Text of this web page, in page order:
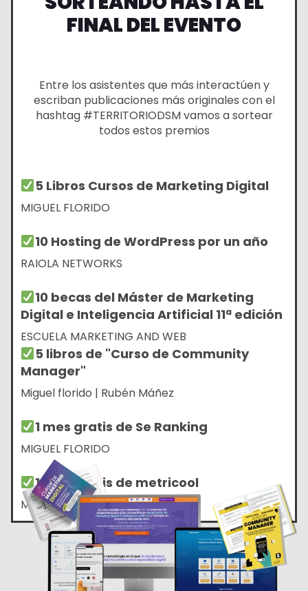
FINAL DEL EVENTO
Entre los asistentes que más interactúen y
escriban publicaciones más originales con el
hashtag #TERRITORIODSM vamos a sortear
todos estos premios
5 Libros Cursos de Marketing Digital
MIGUEL FLORIDO
10 Hosting de WordPress por un año
RAIOLA NETWORKS
10 becas del Máster de Marketing
Digital e Inteligencia Artificial 11ª edición
ESCUELA MARKETING AND WEB
5 libros de "Curso de Community
Manager"
Miguel florido | Rubén Máñez
1 mes gratis de Se Ranking
MIGUEL FLORIDO
1 mes gratis de metricool
MIGUEL FLORIDO